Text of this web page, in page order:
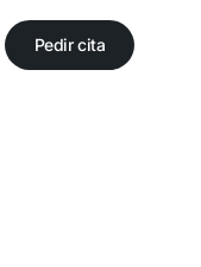
Pedir cita